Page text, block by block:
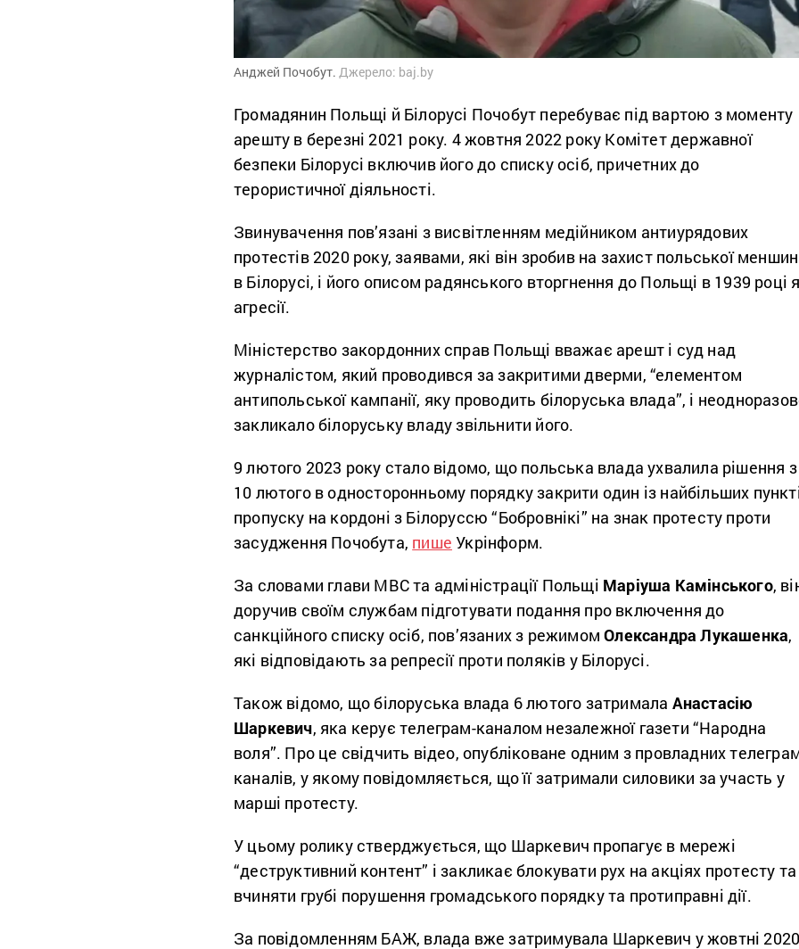
Анджей Почобут. Джерело: baj.by
Громадянин Польщі й Білорусі Почобут перебуває під вартою з моменту
арешту в березні 2021 року. 4 жовтня 2022 року Комітет державної
безпеки Білорусі включив його до списку осіб, причетних до
терористичної діяльності.
Звинувачення пов’язані з висвітленням медійником антиурядових
протестів 2020 року, заявами, які він зробив на захист польської
в Білорусі, і його описом радянського вторгнення до Польщі в 1939 році
агресії.
Міністерство закордонних справ Польщі вважає арешт і суд над
журналістом, який проводився за закритими дверми, “елементом
антипольської кампанії, яку проводить білоруська влада”, і
закликало білоруську владу звільнити його.
9 лютого 2023 року стало відомо, що польська влада ухвалила рішення з
10 лютого в односторонньому порядку закрити один із найбільших
пропуску на кордоні з Білоруссю “Бобровнікі” на знак протесту проти
засудження Почобута, пише Укрінформ.
За словами глави МВС та адміністрації Польщі Маріуша Камінського,
доручив своїм службам підготувати подання про включення до
санкційного списку осіб, пов’язаних з режимомОлександра Лукашенка,
які відповідають за репресії проти поляків у Білорусі.
Також відомо, що білоруська влада 6 лютого затримала Анастасію
Шаркевич, яка керує телеграм-каналом незалежної газети “Народна
воля”. Про це свідчить відео, опубліковане одним з провладних
каналів, у якому повідомляється, що її затримали силовики за участь у
марші протесту.
У цьому ролику стверджується, що Шаркевич пропагує в мережі
“деструктивний контент” і закликає блокувати рух на акціях протесту та
вчиняти грубі порушення громадського порядку та протиправні дії.
За повідомленням БАЖ, влада вже затримувала Шаркевич у жовтні 2020